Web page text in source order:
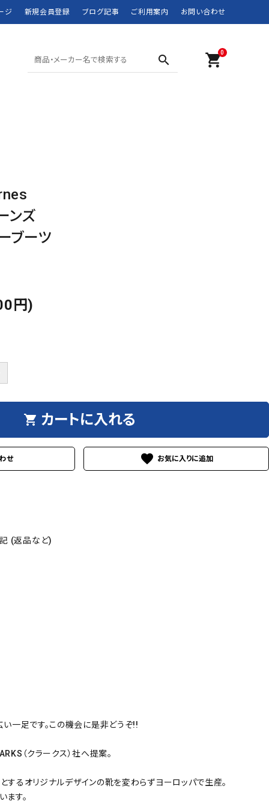
ジ 新規会員登録 ブログ記事 ご利用案内 お問い合わせ
NEW BALANCE
search
0
shopping_cart
ンズ
ブーツ
円)
shopping_cart カートに入れる
せ favorite
(返品など)
一足です。この機会に是非どうぞ!!
（クラークス）社へ提案。
るオリジナルデザインの靴を変わらずヨーロッパで生産。
す。